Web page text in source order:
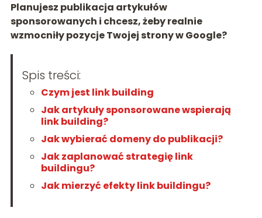
Planujesz publikacja artykułów
sponsorowanych i chcesz, żeby realnie
wzmocniły pozycje Twojej strony w Google?
Spis treści:
Czym jest link building
Jak artykuły sponsorowane wspierają
link building?
Jak wybierać domeny do publikacji?
Jak zaplanować strategię link
buildingu?
Jak mierzyć efekty link buildingu?